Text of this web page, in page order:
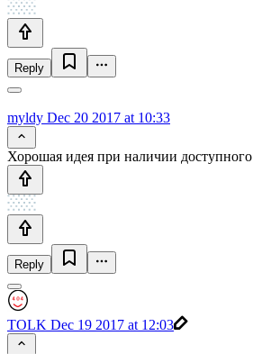
Reply
myldy Dec 20 2017 at 10:33
Хорошая идея при наличии
Reply
TOLK Dec 19 2017 at 12:03